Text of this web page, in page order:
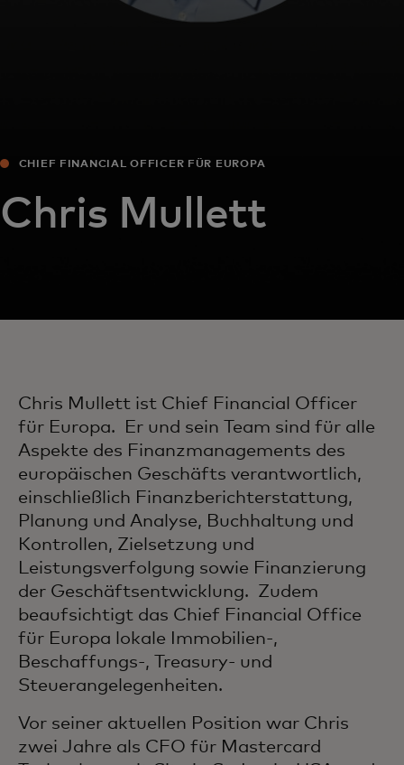
CHIEF FINANCIAL OFFICER FÜR EUROPA
Chris Mullett
Chris Mullett ist Chief Financial Officer
für Europa. Er und sein Team sind für alle
Aspekte des Finanzmanagements des
europäischen Geschäfts verantwortlich,
einschließlich Finanzberichterstattung,
Planung und Analyse, Buchhaltung und
Kontrollen, Zielsetzung und
Leistungsverfolgung sowie Finanzierung
der Geschäftsentwicklung. Zudem
beaufsichtigt das Chief Financial Office
für Europa lokale Immobilien-,
Beschaffungs-, Treasury- und
Steuerangelegenheiten.
Vor seiner aktuellen Position war Chris
zwei Jahre als CFO für Mastercard